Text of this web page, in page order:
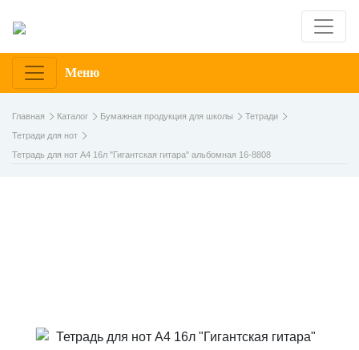
Меню
Главная Каталог Бумажная продукция для школы
Тетради
Тетради для нот
Тетрадь для нот А4 16л "Гигантская гитара" альбомная 16-8808